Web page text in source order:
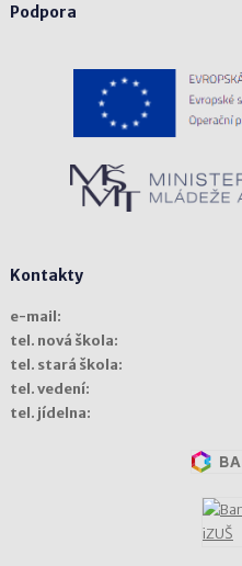
Podpora
Kontakty
e-mail:
tel. nová škola:
tel. stará škola:
tel. vedení:
tel. jídelna: